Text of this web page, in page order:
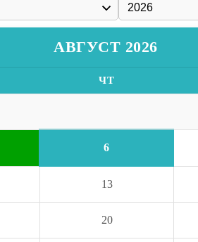
АВГУСТ 2026
ЧТ
6
13
20